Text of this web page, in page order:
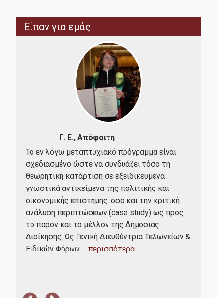
Είπαν για εμάς
Γ. Ε., Απόφοιτη
Το εν λόγω μεταπτυχιακό πρόγραμμα είναι
σχεδιασμένο ώστε να συνδυάζει τόσο τη
θεωρητική κατάρτιση σε εξειδικευμένα
γνωστικά αντικείμενα της πολιτικής και
οικονομικής επιστήμης, όσο και την κριτική
ανάλυση περιπτώσεων (case study) ως προς
το παρόν και το μέλλον της Δημόσιας
Διοίκησης. Ως Γενική Διευθύντρια Τελωνείων &
Ειδικών Φόρων ... περισσότερα